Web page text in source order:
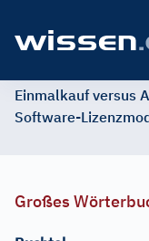
Einmalkauf versus
Software-
Großes